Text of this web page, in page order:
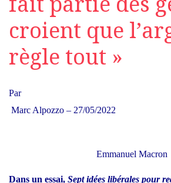
croient que
règle tout »
Par
Marc Alpozzo – 27/05/2022
Emmanuel Macron
Dans un essai, Sept idées libérales pour